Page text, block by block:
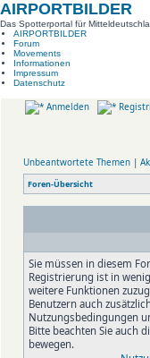
AIRPORTBILDER
Das Spotterportal für
AIRPORTBILDER
Forum
Movements
Informationen
Impressum
Datenschutz
Anmelden
Unbeantwortete Themen |
Foren-Übersicht
Sie müssen in diesem
Registrierung ist in
weitere Funktionen
Benutzern auch
Nutzungsbedingungen
Bitte beachten Sie auch
bewegen.